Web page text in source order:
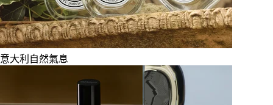
意大利自然氣息